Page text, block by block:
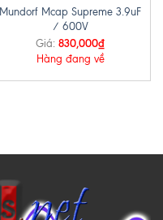
Mundorf Mcap Supreme 3.9uF
/ 600V
Giá: 830,000₫
Hàng đang về